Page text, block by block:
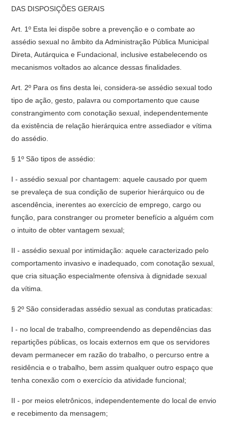
DAS DISPOSIÇÕES GERAIS
Art. 1º Esta lei dispõe sobre a prevenção e o combate ao
assédio sexual no âmbito da Administração Pública Municipal
Direta, Autárquica e Fundacional, inclusive estabelecendo os
mecanismos voltados ao alcance dessas finalidades.
Art. 2º Para os fins desta lei, considera-se assédio sexual todo
tipo de ação, gesto, palavra ou comportamento que cause
constrangimento com conotação sexual, independentemente
da existência de relação hierárquica entre assediador e vítima
do assédio.
§ 1º São tipos de assédio:
I - assédio sexual por chantagem: aquele causado por quem
se prevaleça de sua condição de superior hierárquico ou de
ascendência, inerentes ao exercício de emprego, cargo ou
função, para constranger ou prometer benefício a alguém com
o intuito de obter vantagem sexual;
II - assédio sexual por intimidação: aquele caracterizado pelo
comportamento invasivo e inadequado, com conotação sexual,
que cria situação especialmente ofensiva à dignidade sexual
da vítima.
§ 2º São consideradas assédio sexual as condutas praticadas:
I - no local de trabalho, compreendendo as dependências das
repartições públicas, os locais externos em que os servidores
devam permanecer em razão do trabalho, o percurso entre a
residência e o trabalho, bem assim qualquer outro espaço que
tenha conexão com o exercício da atividade funcional;
II - por meios eletrônicos, independentemente do local de envio
e recebimento da mensagem;